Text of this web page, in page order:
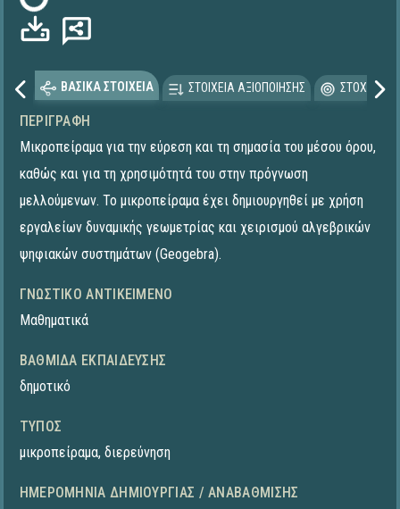
ΒΑΣΙΚΑ ΣΤΟΙΧΕΙΑ ΣΤΟΙΧΕΙΑ ΑΞΙΟΠΟΙΗΣΗΣ
ΠΕΡΙΓΡΑΦΉ
Μικροπείραμα για την εύρεση και τη σημασία του μέσου όρου,
καθώς και για τη χρησιμότητά του στην πρόγνωση
μελλούμενων. To μικροπείραμα έχει δημιουργηθεί με χρήση
εργαλείων δυναμικής γεωμετρίας και χειρισμού αλγεβρικών
ψηφιακών συστημάτων (Geogebra).
ΓΝΩΣΤΙΚΌ ΑΝΤΙΚΕΊΜΕΝΟ
Μαθηματικά
ΒΑΘΜΊΔΑ ΕΚΠΑΊΔΕΥΣΗΣ
δημοτικό
ΤΎΠΟΣ
μικροπείραμα, διερεύνηση
ΗΜΕΡΟΜΗΝΊΑ ΔΗΜΙΟΥΡΓΊΑΣ / ΑΝΑΒΆΘΜΙΣΗΣ